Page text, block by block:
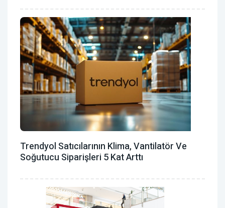
Trendyol Satıcılarının Klima, Vantilatör ‎ve
Soğutucu Siparişleri 5 Kat Arttı